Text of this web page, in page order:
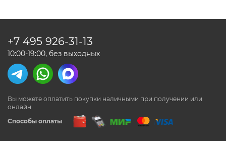
Способы оплаты
Вы можете оплатить покупки наличными при получении или
онлайн
+7 495 926-31-13
10:00-19:00, без выходных